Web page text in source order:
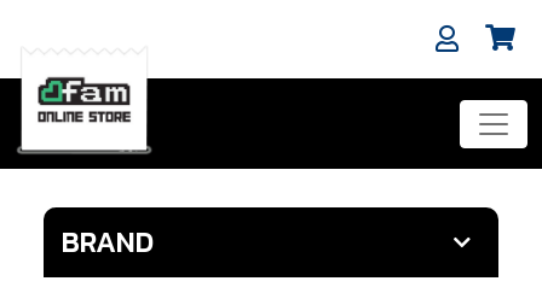
BRAND